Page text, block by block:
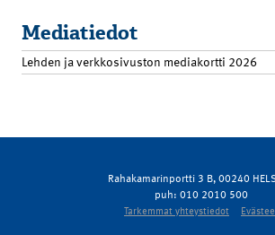
Mediatiedot
Lehden ja verkkosivuston mediakortti 2026
Rahakamarinportti 3 B, 00240
puh: 010 2010 500
Tarkemmat yhteystiedot